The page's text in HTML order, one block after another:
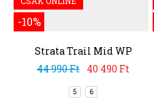
-10%
Strata Trail Mid WP
44 990 Ft 40 490 Ft
5 6